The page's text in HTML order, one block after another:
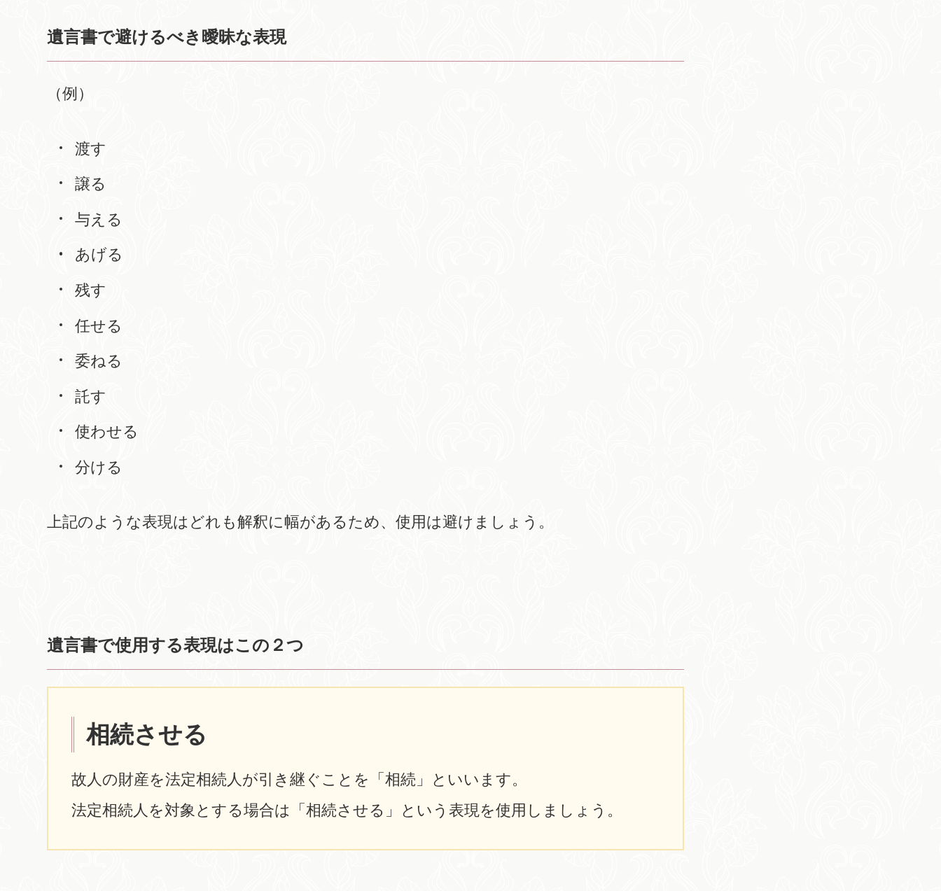
遺言書で避けるべき曖昧な表現
（例）
渡す
譲る
与える
あげる
残す
任せる
委ねる
託す
使わせる
分ける
上記のような表現はどれも解釈に幅があるため、使用は避けましょう。
遺言書で使用する表現はこの２つ
相続させる
故人の財産を法定相続人が引き継ぐことを「相続」といいます。
法定相続人を対象とする場合は「相続させる」という表現を使用しましょう。